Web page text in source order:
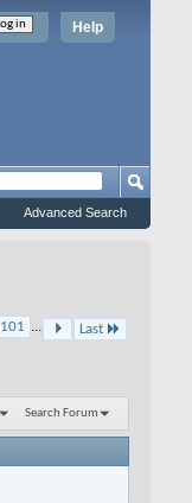
Help
Advanced Search
101 ... Last
Search Forum